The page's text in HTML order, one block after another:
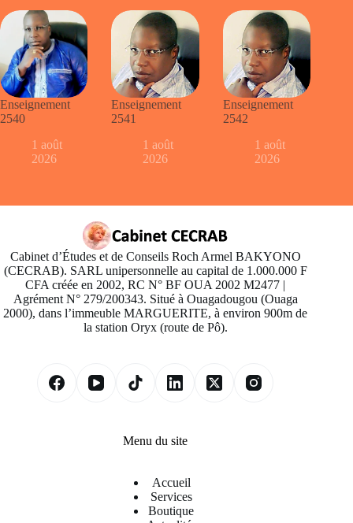
Enseignement
2540
1 août
2026
Enseignement
2541
1 août
2026
Enseignement
2542
1 août
2026
Cabinet d’Études et de Conseils Roch Armel BAKYONO
(CECRAB). SARL unipersonnelle au capital de 1.000.000 F
CFA créée en 2002, RC N° BF OUA 2002 M2477 |
Agrément N° 279/200343. Situé à Ouagadougou (Ouaga
2000), dans l’immeuble MARGUERITE, à environ 900m de
la station Oryx (route de Pô).
Menu du site
Accueil
Services
Boutique